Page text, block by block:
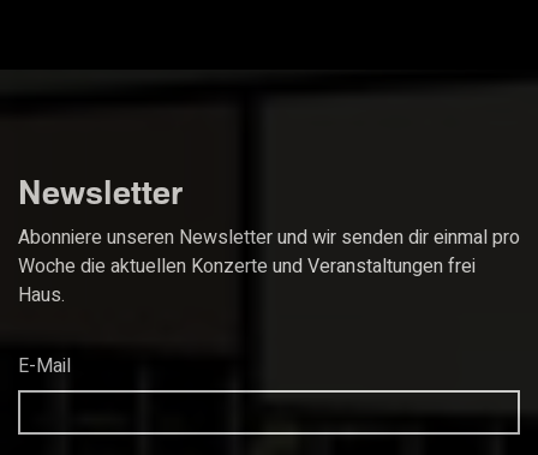
Newsletter
Abonniere unseren Newsletter und wir senden dir einmal pro
Woche die aktuellen Konzerte und Veranstaltungen frei
Haus.
E-Mail